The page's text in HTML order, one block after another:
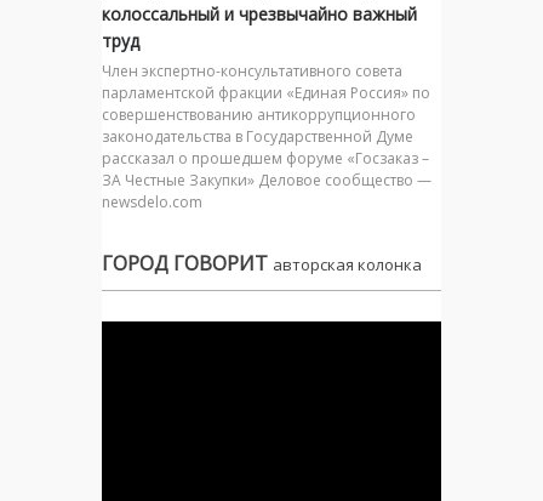
колоссальный и чрезвычайно важный
труд
Член экспертно-консультативного совета
парламентской фракции «Единая Россия» по
совершенствованию антикоррупционного
законодательства в Государственной Думе
рассказал о прошедшем форуме «Госзаказ –
ЗА Честные Закупки» Деловое сообщество —
newsdelo.com
ГОРОД ГОВОРИТ авторская колонка